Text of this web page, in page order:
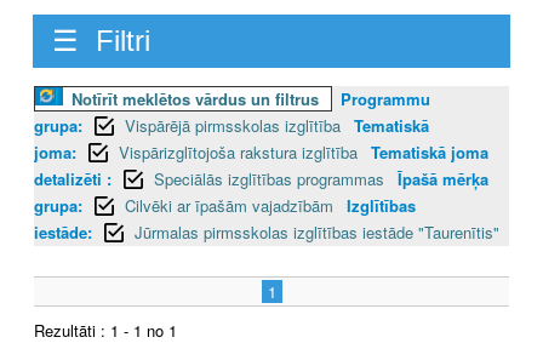
☰ Filtri
Notīrīt meklētos vārdus un filtrus
Programmu
grupa:
Vispārējā pirmsskolas izglītība Tematiskā
joma:
Vispārizglītojoša rakstura izglītība Tematiskā joma
detalizēti :
Speciālās izglītības programmas
Īpašā mērķa
grupa:
Cilvēki ar īpašām vajadzībām
Izglītības
iestāde:
Jūrmalas pirmsskolas izglītības iestāde "Taurenītis"
1
Rezultāti : 1 - 1 no 1